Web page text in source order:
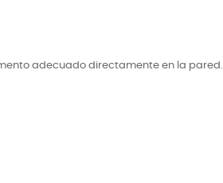
adecuado directamente en la pared.